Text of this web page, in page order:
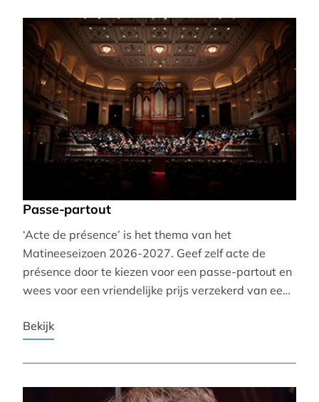
Passe-partout
‘Acte de présence’ is het thema van het
Matineeseizoen 2026-2027. Geef zelf acte de
présence door te kiezen voor een passe-partout en
wees voor een vriendelijke prijs verzekerd van een
Bekijk